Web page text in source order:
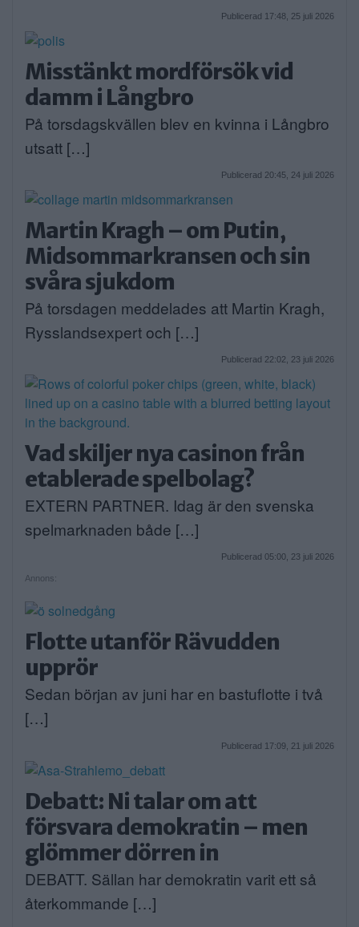
Publicerad 17:48, 25 juli 2026
Misstänkt mordförsök vid
damm i Långbro
På torsdagskvällen blev en kvinna i Långbro
utsatt […]
Publicerad 20:45, 24 juli 2026
Martin Kragh – om Putin,
Midsommarkransen och sin
svåra sjukdom
På torsdagen meddelades att Martin Kragh,
Rysslandsexpert och […]
Publicerad 22:02, 23 juli 2026
Vad skiljer nya casinon från
etablerade spelbolag?
EXTERN PARTNER. Idag är den svenska
spelmarknaden både […]
Publicerad 05:00, 23 juli 2026
Annons:
Flotte utanför Rävudden
upprör
Sedan början av juni har en bastuflotte i två
[…]
Publicerad 17:09, 21 juli 2026
Debatt: Ni talar om att
försvara demokratin – men
glömmer dörren in
DEBATT. Sällan har demokratin varit ett så
återkommande […]